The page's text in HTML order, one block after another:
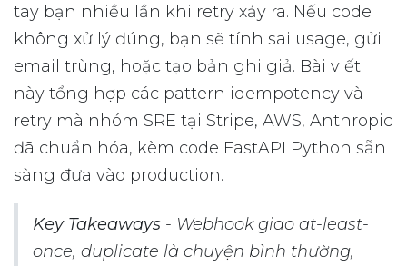
tay bạn nhiều lần khi retry xảy ra. Nếu code
không xử lý đúng, bạn sẽ tính sai usage, gửi
email trùng, hoặc tạo bản ghi giả. Bài viết
này tổng hợp các pattern idempotency và
retry mà nhóm SRE tại Stripe, AWS, Anthropic
đã chuẩn hóa, kèm code FastAPI Python sẵn
sàng đưa vào production.
Key Takeaways - Webhook giao at-least-
once, duplicate là chuyện bình thường,